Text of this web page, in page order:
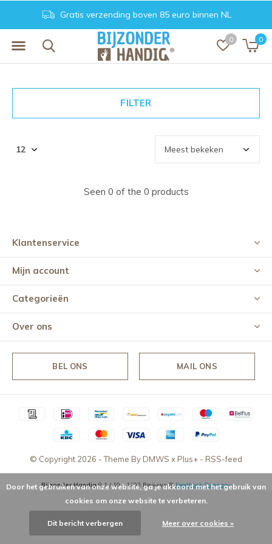
0 0
Gratis verzending boven 85 euro binnen NL
FILTER
Seen 0 of the 0 products
Klantenservice
Mijn account
Categorieën
Over ons
BEL ONS MAIL ONS
© Copyright 2026 - Theme By DMWS x Plus+ - RSS-feed
Bijzonder Handig9,1/10-1102 Reviews @Feedback Company
Door het gebruiken van onze website, ga je akkoord met het gebruik van
cookies om onze website te verbeteren.
Dit bericht verbergen Meer over cookies »